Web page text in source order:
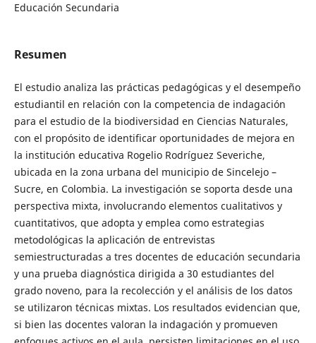
Educación Secundaria
Resumen
El estudio analiza las prácticas pedagógicas y el desempeño
estudiantil en relación con la competencia de indagación
para el estudio de la biodiversidad en Ciencias Naturales,
con el propósito de identificar oportunidades de mejora en
la institución educativa Rogelio Rodríguez Severiche,
ubicada en la zona urbana del municipio de Sincelejo –
Sucre, en Colombia. La investigación se soporta desde una
perspectiva mixta, involucrando elementos cualitativos y
cuantitativos, que adopta y emplea como estrategias
metodológicas la aplicación de entrevistas
semiestructuradas a tres docentes de educación secundaria
y una prueba diagnóstica dirigida a 30 estudiantes del
grado noveno, para la recolección y el análisis de los datos
se utilizaron técnicas mixtas. Los resultados evidencian que,
si bien las docentes valoran la indagación y promueven